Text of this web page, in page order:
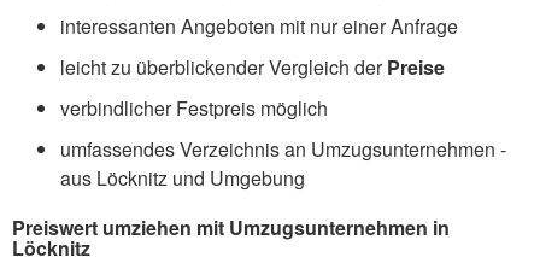
interessanten Angeboten mit nur einer Anfrage
leicht zu überblickender Vergleich derPreise
verbindlicher Festpreis möglich
umfassendes Verzeichnis an Umzugsunternehmen -
aus Löcknitz und Umgebung
Preiswert umziehen mit Umzugsunternehmen in
Löcknitz